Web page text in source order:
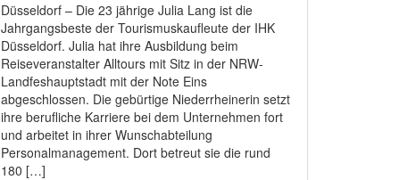
Düsseldorf – Die 23 jährige Julia Lang ist die
Jahrgangsbeste der Tourismuskaufleute der IHK
Düsseldorf. Julia hat ihre Ausbildung beim
Reiseveranstalter Alltours mit Sitz in der NRW-
Landfeshauptstadt mit der Note Eins
abgeschlossen. Die gebürtige Niederrheinerin setzt
ihre berufliche Karriere bei dem Unternehmen fort
und arbeitet in ihrer Wunschabteilung
Personalmanagement. Dort betreut sie die rund
180 […]